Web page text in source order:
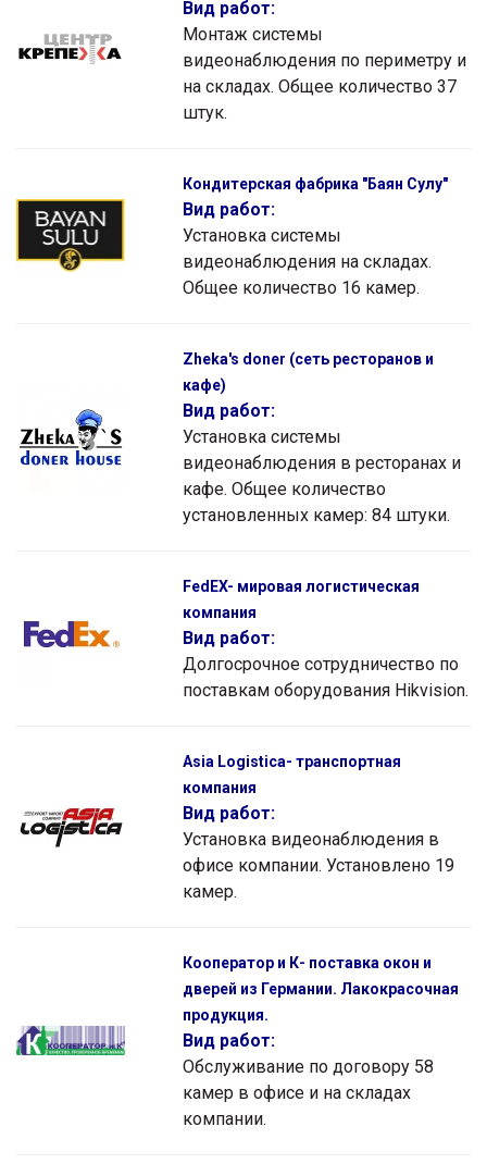
Вид работ:
Монтаж системы
видеонаблюдения по периметру и
на складах. Общее количество 37
штук.
Кондитерская фабрика "Баян Сулу"
Вид работ:
Установка системы
видеонаблюдения на складах.
Общее количество 16 камер.
Zheka's doner (сеть ресторанов и
кафе)
Вид работ:
Установка системы
видеонаблюдения в ресторанах и
кафе. Общее количество
установленных камер: 84 штуки.
FedEX- мировая логистическая
компания
Вид работ:
Долгосрочное сотрудничество по
поставкам оборудования Hikvision.
Asia Logistica- транспортная
компания
Вид работ:
Установка видеонаблюдения в
офисе компании. Установлено 19
камер.
Кооператор и К- поставка окон и
дверей из Германии. Лакокрасочная
продукция.
Вид работ:
Обслуживание по договору 58
камер в офисе и на складах
компании.